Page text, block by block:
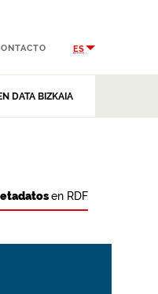
DATA BIZKAIA
ES
en RDF